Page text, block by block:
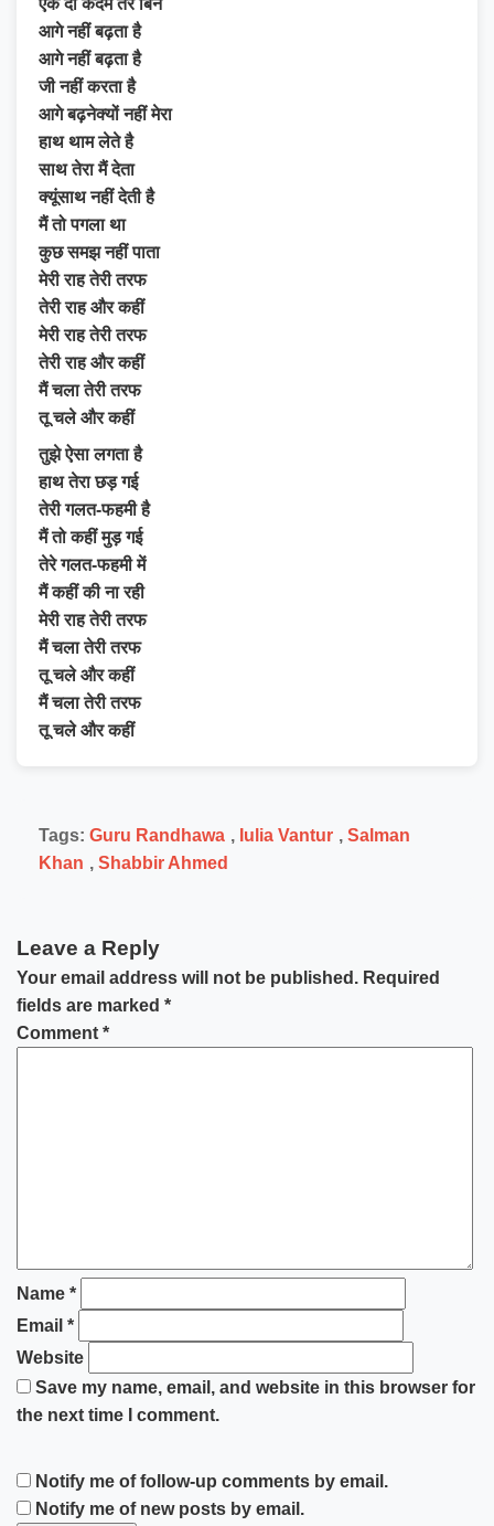
एक दो कदम तेरे बिन
आगे नहीं बढ़ता है
आगे नहीं बढ़ता है
जी नहीं करता है
आगे बढ़नेक्यों नहीं मेरा
हाथ थाम लेते है
साथ तेरा मैं देता
क्यूंसाथ नहीं देती है
मैं तो पगला था
कुछ समझ नहीं पाता
मेरी राह तेरी तरफ
तेरी राह और कहीं
मेरी राह तेरी तरफ
तेरी राह और कहीं
मैं चला तेरी तरफ
तू चले और कहीं
तुझे ऐसा लगता है
हाथ तेरा छड़ गई
तेरी गलत-फहमी है
मैं तो कहीं मुड़ गई
तेरे गलत-फहमी में
मैं कहीं की ना रही
मेरी राह तेरी तरफ
मैं चला तेरी तरफ
तू चले और कहीं
मैं चला तेरी तरफ
तू चले और कहीं
Tags: Guru Randhawa , Iulia Vantur , Salman
Khan , Shabbir Ahmed
Leave a Reply
Your email address will not be published. Required
fields are marked *
Comment *
Name *
Email *
Website
Save my name, email, and website in this browser for
the next time I comment.
Notify me of follow-up comments by email.
Notify me of new posts by email.